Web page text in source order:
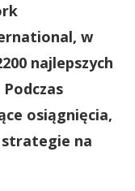
w
najlepszych
osiągnięcia,
na